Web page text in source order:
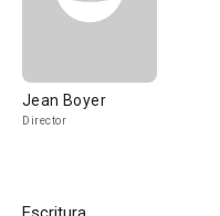
Jean Boyer
Director